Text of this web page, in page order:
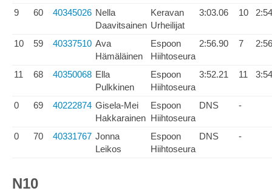
9 60 40345026 Nella
Daavitsainen
Keravan
Urheilijat
3:03.06 10
10 59 40337510 Ava
Hämäläinen
Espoon
Hiihtoseura
2:56.90 7
11 68 40350068 Ella
Pulkkinen
Espoon
Hiihtoseura
3:52.21 11
0 69 40222874 Gisela-Mei
Hakkarainen
Espoon
Hiihtoseura
DNS -
0 70 40331767 Jonna
Leikos
Espoon
Hiihtoseura
DNS -
N10